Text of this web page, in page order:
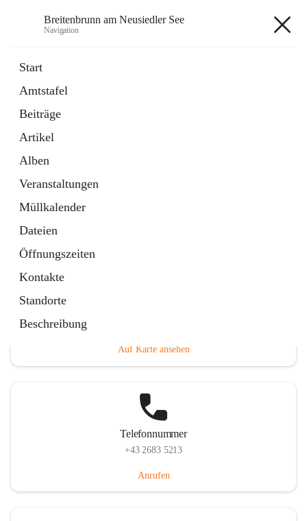
Breitenbrunn am Neusiedler See
Navigation
Start
Amtstafel
Beiträge
Artikel
Alben
Veranstaltungen
Müllkalender
Dateien
Öffnungszeiten
Kontakte
Standorte
Beschreibung
18 Schnellzugriffe
Gemeindeservice
Auf Karte ansehen
Telefonnummer
+43 2683 5213
Anrufen